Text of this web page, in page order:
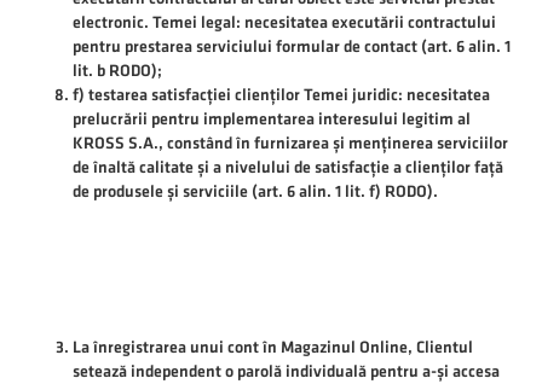
electronic. Temei legal: necesitatea executării contractului
pentru prestarea serviciului formular de contact (art. 6 alin. 1
lit. b RODO);
f) testarea satisfacției clienților Temei juridic: necesitatea
prelucrării pentru implementarea interesului legitim al
KROSS S.A., constând în furnizarea și menținerea serviciilor
de înaltă calitate și a nivelului de satisfacție a clienților față
de produsele și serviciile (art. 6 alin. 1 lit. f) RODO).
La înregistrarea unui cont în Magazinul Online, Clientul
setează independent o parolă individuală pentru a-și accesa